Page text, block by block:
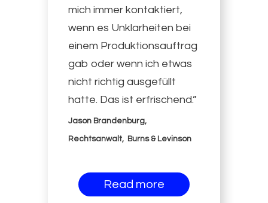
mich immer kontaktiert,
wenn es Unklarheiten bei
einem Produktionsauftrag
gab oder wenn ich etwas
nicht richtig ausgefüllt
hatte. Das ist erfrischend.”
Jason Brandenburg,
Rechtsanwalt, Burns & Levinson
Read more